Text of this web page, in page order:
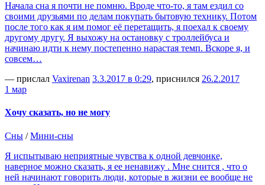
Начала сна я почти не помню. Вроде что-то, я там ездил со
своими друзьями по делам покупать бытовую технику. Потом
после того как я им помог её перетащить, я поехал к своему
другому другу. Я выхожу на остановку с троллейбуса и
начинаю идти к нему постепенно нарастая темп. Вскоре я, и
совсем…
— прислал Vaxirenan 3.3.2017 в 0:29, приснился 26.2.2017
1 мар
Хочу сказать, но не могу
Сны /Мини-сны
Я испытываю неприятные чувства к одной девчонке,
наверное можно сказать, я ее ненавижу . Мне снится , что о
ней начинают говорить люди, которые в жизни ее вообще не